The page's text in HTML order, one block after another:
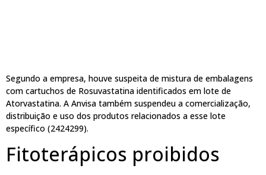
Segundo a empresa, houve suspeita de mistura de embalagens
com cartuchos de Rosuvastatina identificados em lote de
Atorvastatina. A Anvisa também suspendeu a comercialização,
distribuição e uso dos produtos relacionados a esse lote
específico (2424299).
Fitoterápicos proibidos